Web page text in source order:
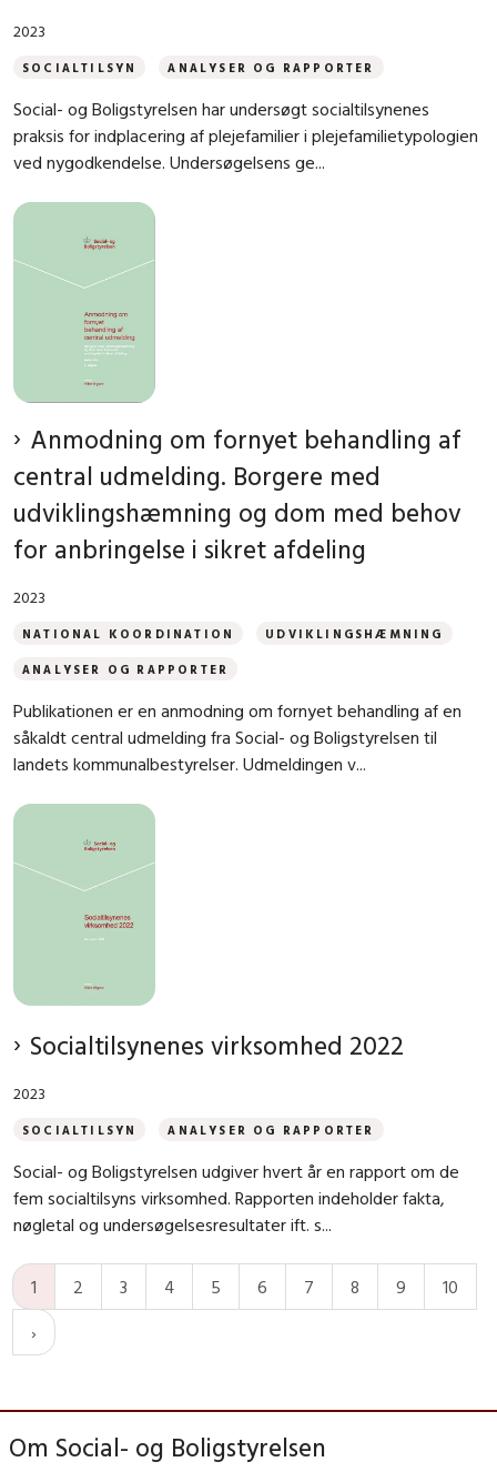
2023
SOCIALTILSYN ANALYSER OG RAPPORTER
Social- og Boligstyrelsen har undersøgt socialtilsynenes
praksis for indplacering af plejefamilier i plejefamilietypologien
ved nygodkendelse. Undersøgelsens ge...
Anmodning om fornyet behandling af
central udmelding. Borgere med
udviklingshæmning og dom med behov
for anbringelse i sikret afdeling
2023
NATIONAL KOORDINATION UDVIKLINGSHÆMNING
ANALYSER OG RAPPORTER
Publikationen er en anmodning om fornyet behandling af en
såkaldt central udmelding fra Social- og Boligstyrelsen til
landets kommunalbestyrelser. Udmeldingen v...
Socialtilsynenes virksomhed 2022
2023
SOCIALTILSYN ANALYSER OG RAPPORTER
Social- og Boligstyrelsen udgiver hvert år en rapport om de
fem socialtilsyns virksomhed. Rapporten indeholder fakta,
nøgletal og undersøgelsesresultater ift. s...
1 2 3 4 5 6 7 8 9 10
Om Social- og Boligstyrelsen